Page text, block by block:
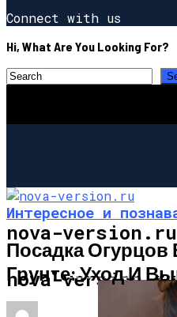
Connect with us
Hi, What Are You Looking For?
nova-version.ru
nova-version.ru
ИНТЕРЕСНОЕ И
Интересное и
Посадка
Грунте: Уход И